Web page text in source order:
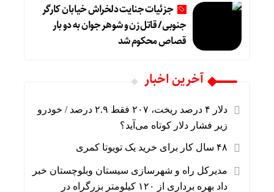
جزئیات جنایت دلخراش خیابان کارگر
جنوبی/ قاتل زن و شوهر جوان به دو بار
قصاص محکوم شد
آخرین اخبار
دلار ۴ درصد ریخت، ۲۰۷ فقط ۲.۹ درصد / خودرو
زیر فشار دلار کوتاه می‌آید؟
۴۸ سال کار برای خرید یک تویوتا کمری
مدیرکل راه و شهرسازی سیستان وبلوچستان خبر
داد بهره برداری از ۱۲۰ کیلومتر بزرگراه در